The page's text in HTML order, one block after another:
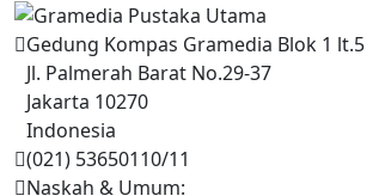
Gedung Kompas Gramedia Blok 1 lt.5
Jl. Palmerah Barat No.29-37
Jakarta 10270
Indonesia
(021) 53650110/11
Naskah & Umum: